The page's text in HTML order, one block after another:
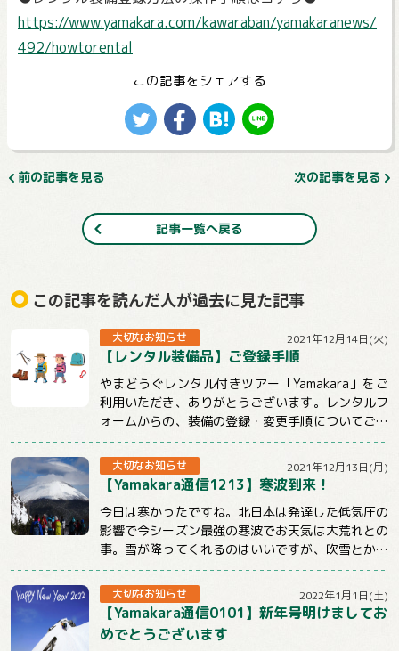
https://www.yamakara.com/kawaraban/yamakaranews/
492/howtorental
この記事をシェアする
前の記事を見る 次の記事を見る
記事一覧へ戻る
この記事を読んだ人が過去に見た記事
大切なお知らせ 2021年12月14日(火)
【レンタル装備品】ご登録手順
やまどうぐレンタル付きツアー「Yamakara」をご
利用いただき、ありがとうございます。レンタルフ
ォームからの、装備の登録・変更手順についてご説
明させていただきます。【注意事項】★ツ...
大切なお知らせ 2021年12月13日(月)
【Yamakara通信1213】寒波到来！
今日は寒かったですね。北日本は発達した低気圧の
影響で今シーズン最強の寒波でお天気は大荒れとの
事。雪が降ってくれるのはいいですが、吹雪とかは
ちょっと。。。明日からも冷えるようですので山...
大切なお知らせ 2022年1月1日(土)
【Yamakara通信0101】新年号明けましてお
めでとうございます